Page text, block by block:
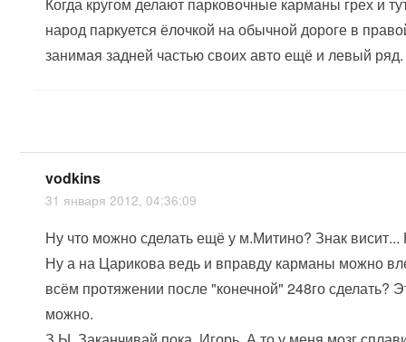
народ паркуется ёлочкой на обычной дороге в
занимая задней частью своих авто ещё и левый ряд.
vodkins
31 января 2012, 04:36:09
Ну что можно сделать ещё у м.Митино? Знак
Ну а на Царикова ведь и вправду карманы можно
всём протяжении после "конечной" 248го сделать?
можно.